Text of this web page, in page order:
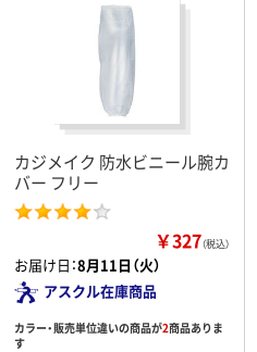
カジメイク 防水ビニール腕カ
バー フリー
￥327（税込）
お届け日：8月11日（火）
アスクル在庫商品
カラー・販売単位違いの商品が2商品ありま
す